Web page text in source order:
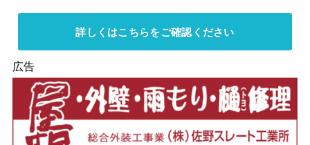
詳しくはこちらをご確認ください
広告